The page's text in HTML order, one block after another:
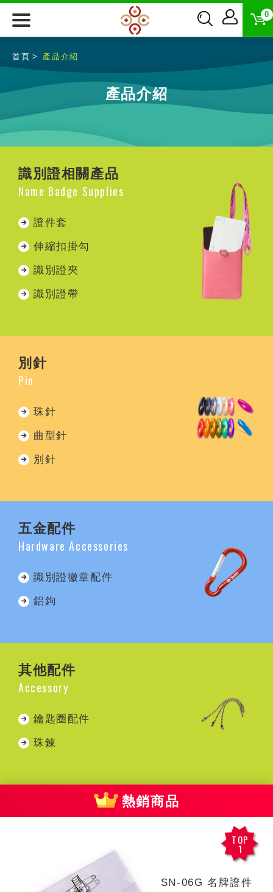
0
首頁 產品介紹
產品介紹
識別證相關產品
Name Badge Supplies
證件套
伸縮扣掛勾
識別證夾
識別證帶
別針
Pin
珠針
曲型針
別針
五金配件
Hardware Accessories
識別證徽章配件
鋁鉤
其他配件
Accessory
鑰匙圈配件
珠鍊
熱銷商品
TOP
1
SN-06G 名牌證件